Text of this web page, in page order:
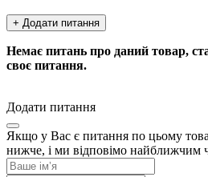
+ Додати питання
Немає питань про даний товар,
своє питання.
Додати питання
Якщо у Вас є питання по цьому
нижче, і ми відповімо найближчим